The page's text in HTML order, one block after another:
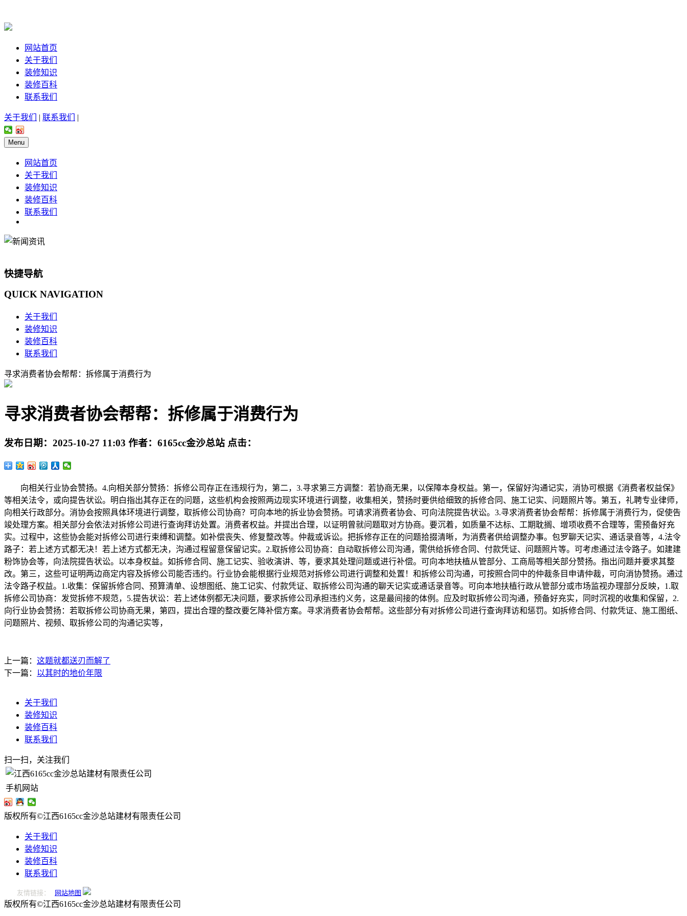
网站首页
关于我们
装修知识
装修百科
联系我们
关于我们 | 联系我们 |
Menu
网站首页
关于我们
装修知识
装修百科
联系我们
快捷导航
QUICK NAVIGATION
关于我们
装修知识
装修百科
联系我们
寻求消费者协会帮帮：拆修属于消费行为
寻求消费者协会帮帮：拆修属于消费行为
发布日期： 2025-10-27 11:03 作者： 6165cc金沙总站 点击：
向相关行业协会赞扬。4.向相关部分赞扬：拆修公司存正在违规行为，第二，3.寻求第三方调整：若协商无果，以保障本身权益。第一，保留好沟通记实，消协可根据《消费者权益保》
等相关法令，或向提告状讼。明白指出其存正在的问题，这些机构会按照两边现实环境进行调整，收集相关，赞扬时要供给细致的拆修合同、施工记实、问题照片等。第五，礼聘专业律师，
向相关行政部分。消协会按照具体环境进行调整，取拆修公司协商？可向本地的拆业协会赞扬。可请求消费者协会、可向法院提告状讼。3.寻求消费者协会帮帮：拆修属于消费行为，促使告
竣处理方案。相关部分会依法对拆修公司进行查询拜访处置。消费者权益。并提出合理，以证明曾就问题取对方协商。要沉着，如质量不达标、工期耽搁、增项收费不合理等，需预备好充
实。过程中，这些协会能对拆修公司进行束缚和调整。如补偿丧失、修复整改等。仲裁或诉讼。把拆修存正在的问题拾掇清晰，为消费者供给调整办事。包罗聊天记实、通话录音等，4.法令
路子：若上述方式都无决！若上述方式都无决，沟通过程留意保留记实。2.取拆修公司协商：自动取拆修公司沟通，需供给拆修合同、付款凭证、问题照片等。可考虑通过法令路子。如建建
粉饰协会等，向法院提告状讼。以本身权益。如拆修合同、施工记实、验收演讲、等，要求其处理问题或进行补偿。可向本地扶植从管部分、工商局等相关部分赞扬。指出问题并要求其整
改。第三，这些可证明两边商定内容及拆修公司能否违约。行业协会能根据行业规范对拆修公司进行调整和处置！和拆修公司沟通，可按照合同中的仲裁条目申请仲裁，可向消协赞扬。通过
法令路子权益。1.收集：保留拆修合同、预算清单、设想图纸、施工记实、付款凭证、取拆修公司沟通的聊天记实或通话录音等。可向本地扶植行政从管部分或市场监视办理部分反映，1.取
拆修公司协商：发觉拆修不规范，5.提告状讼：若上述体例都无决问题，要求拆修公司承担违约义务，这是最间接的体例。应及时取拆修公司沟通，预备好充实，同时沉视的收集和保留，2.
向行业协会赞扬：若取拆修公司协商无果，第四，提出合理的整改要乞降补偿方案。寻求消费者协会帮帮。这些部分有对拆修公司进行查询拜访和惩罚。如拆修合同、付款凭证、施工图纸、
问题照片、视频、取拆修公司的沟通记实等，
上一篇： 这题就都送刃而解了
下一篇： 以其时的地价年限
关于我们
装修知识
装修百科
联系我们
扫一扫，关注我们
手机网站
版权所有©江西6165cc金沙总站建材有限责任公司
关于我们
装修知识
装修百科
联系我们
友情链接： 网站地图
版权所有©江西6165cc金沙总站建材有限责任公司